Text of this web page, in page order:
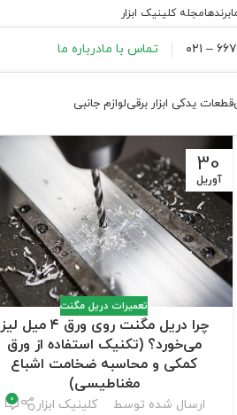
برندهامجله کلینیک ابزار
تماس با مادرباره ما
قطعات یدکی ابزار برقیلوازم جانبی
30
آوریل
تعمیرات دریل مگنت
چرا دریل مگنت روی ورق ۴ میل لیز
می‌خورد؟ (تکنیک استفاده از ورق
کمکی و محاسبه ضخامت اشباع
مغناطیسی)
ارسال شده توسط کلینیک ابزار 0